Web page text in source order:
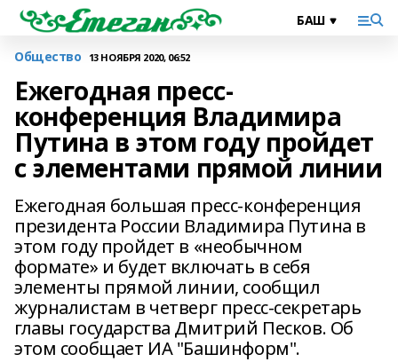
Общество 13 НОЯБРЯ 2020, 06:52
Ежегодная пресс-
конференция Владимира
Путина в этом году пройдет
с элементами прямой линии
Ежегодная большая пресс-конференция
президента России Владимира Путина в
этом году пройдет в «необычном
формате» и будет включать в себя
элементы прямой линии, сообщил
журналистам в четверг пресс-секретарь
главы государства Дмитрий Песков. Об
этом сообщает ИА "Башинформ".